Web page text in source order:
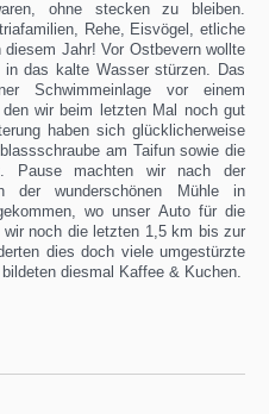
ohne stecken zu bleiben.
Rehe, Eisvögel, etliche
Jahr! Vor Ostbevern wollte
das kalte Wasser stürzen. Das
Schwimmeinlage vor einem
wir beim letzten Mal noch gut
haben sich glücklicherweise
am Taifun sowie die
Pause machten wir nach der
der wunderschönen Mühle in
wo unser Auto für die
noch die letzten 1,5 km bis zur
dies doch viele umgestürzte
diesmal Kaffee & Kuchen.